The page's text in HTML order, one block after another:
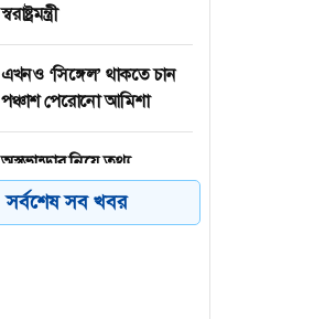
স্বরাষ্ট্রমন্ত্রী
এখনও ‘সিঙ্গেল’ থাকতে চান
পঞ্চাশ পেরোনো আমিশা
অস্ত্রভান্ডার নিয়ে তথ্য
ফাঁসকারীদের কারাদণ্ডের
হুঁশিয়ারি ট্রাম্পের
সর্বশেষ সব খবর